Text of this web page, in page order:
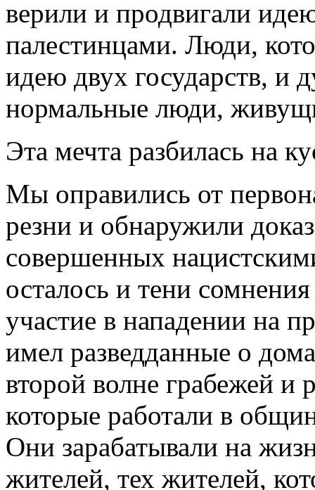
верили и продвигали
палестинцами. Люди,
идею двух государств, и
нормальные люди,
Эта мечта разбилась на
Мы оправились от
резни и обнаружили
совершенных
осталось и тени
участие в нападении на
имел разведданные о
второй волне грабежей
которые работали в
Они зарабатывали на
жителей, тех жителей,